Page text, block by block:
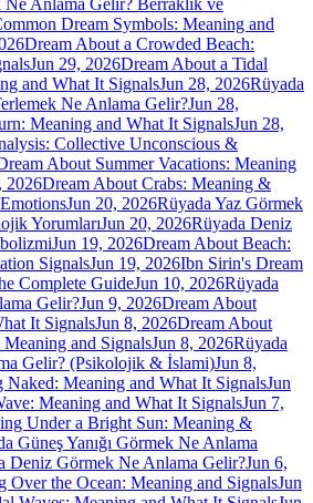
Dream Symbols: Meaning and
Dream About a Crowded Beach:
Jun 29, 2026Dream About a Tidal
and What It SignalsJun 28, 2026Rüyada
Ne Anlama Gelir?Jun 28,
Meaning and What It SignalsJun 28,
Collective Unconscious &
About Summer Vacations: Meaning
2026Dream About Crabs: Meaning &
Jun 20, 2026Rüyada Yaz Görmek
YorumlarıJun 20, 2026Rüyada Deniz
Jun 19, 2026Dream About Beach:
SignalsJun 19, 2026Ibn Sirin's Dream
Complete GuideJun 10, 2026Rüyada
Gelir?Jun 9, 2026Dream About
It SignalsJun 8, 2026Dream About
and SignalsJun 8, 2026Rüyada
Gelir? (Psikolojik & İslami)Jun 8,
Meaning and What It SignalsJun
Meaning and What It SignalsJun 7,
Under a Bright Sun: Meaning &
Güneş Yanığı Görmek Ne Anlama
Deniz Görmek Ne Anlama Gelir?Jun 6,
Over the Ocean: Meaning and SignalsJun